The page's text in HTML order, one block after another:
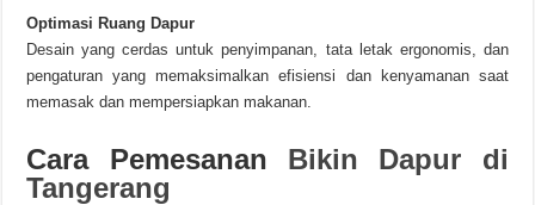
Optimasi Ruang Dapur
Desain yang cerdas untuk penyimpanan, tata letak ergonomis, dan
pengaturan yang memaksimalkan efisiensi dan kenyamanan saat
memasak dan mempersiapkan makanan.
Cara Pemesanan Bikin Dapur di
Tangerang